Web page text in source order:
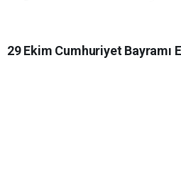
29 Ekim Cumhuriyet Bayramı